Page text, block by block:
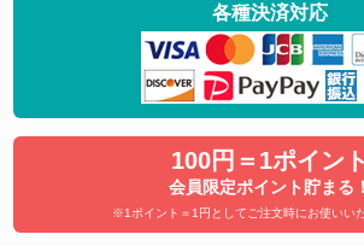
各種決済対応
100円＝1ポイント
会員限定ポイント貯まる！
※1ポイント＝1円としてご注文時にお使いい